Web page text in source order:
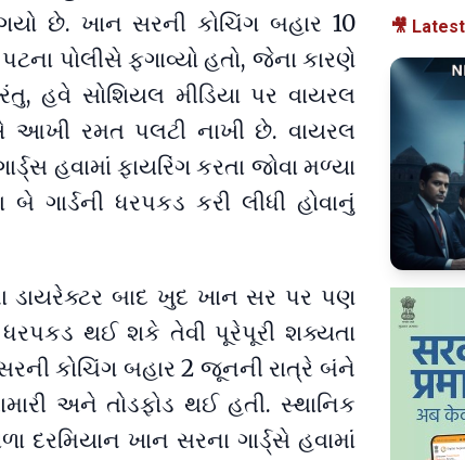
છે. ખાન સરની કોચિંગ બહાર 10
પોલીસે ફગાવ્યો હતો, જેના કારણે
હવે સોશિયલ મીડિયા પર વાયરલ
આખી રમત પલટી નાખી છે. વાયરલ
હવામાં ફાયરિંગ કરતા જોવા મળ્યા
ધરપકડ કરી લીધી હોવાનું
ડાયરેક્ટર બાદ ખુદ ખાન સર પર પણ
થઈ શકે તેવી પૂરેપૂરી શક્યતા
કોચિંગ બહાર 2 જૂનની રાત્રે બંને
અને તોડફોડ થઈ હતી. સ્થાનિક
દરમિયાન ખાન સરના ગાર્ડ્સે હવામાં
🎥
▶